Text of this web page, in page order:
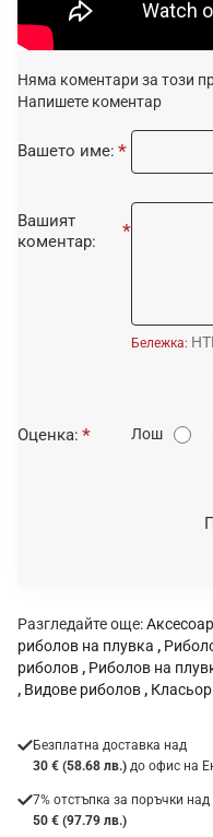
Няма коментари за този
Напишете коментар
Вашето име:
Вашият
коментар:
Бележка:
О
Оценка: Лош
Разгледайте още:
риболов на плувка ,
риболов , Риболов на
, Видове риболов ,
Безплатна доставка над
30 € (58.68 лв.) до офис на
7% отстъпка за поръчки над
50 € (97.79 лв.)